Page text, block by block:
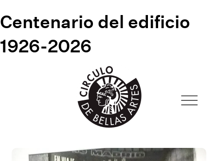
Centenario del edificio
1926-2026